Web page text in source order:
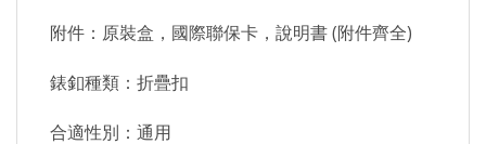
附件：原裝盒，國際聯保卡，說明書 (附件齊全)
錶釦種類：折疊扣
合適性別：通用